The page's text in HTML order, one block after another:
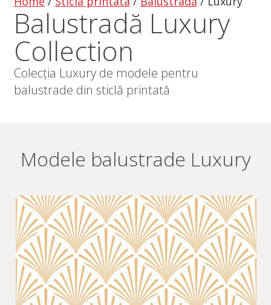
Balustradă Luxury
Collection
Colecția Luxury de modele pentru
balustrade din sticlă printată
Modele balustrade Luxury